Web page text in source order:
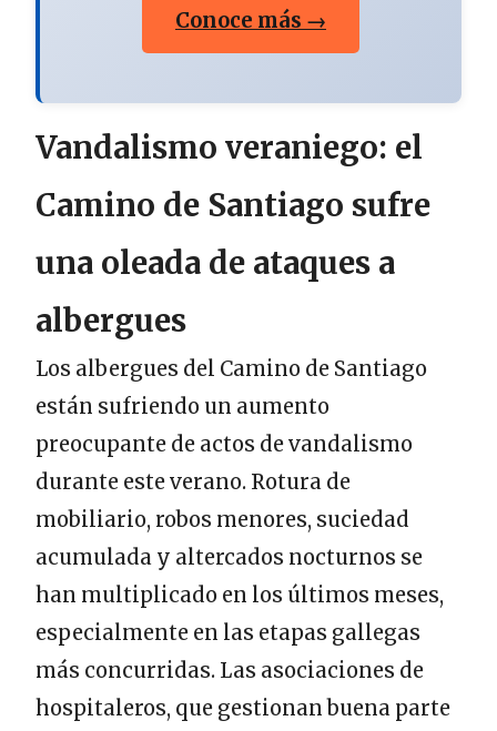
Conoce más →
Vandalismo veraniego: el
Camino de Santiago sufre
una oleada de ataques a
albergues
Los albergues del Camino de Santiago
están sufriendo un aumento
preocupante de actos de vandalismo
durante este verano. Rotura de
mobiliario, robos menores, suciedad
acumulada y altercados nocturnos se
han multiplicado en los últimos meses,
especialmente en las etapas gallegas
más concurridas. Las asociaciones de
hospitaleros, que gestionan buena parte